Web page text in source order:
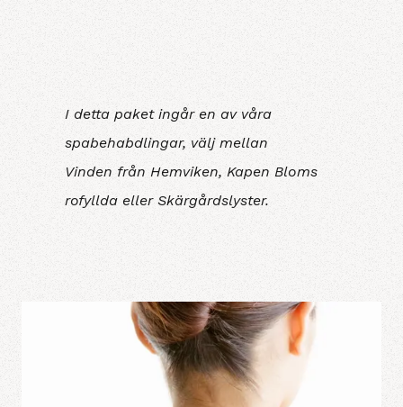
I detta paket ingår en av våra
spabehabdlingar, välj mellan
Vinden från Hemviken, Kapen Bloms
rofyllda eller Skärgårdslyster.